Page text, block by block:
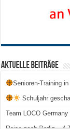
Aktuelle Beiträge
Senioren-Training
Schuljahr
Team LOCO